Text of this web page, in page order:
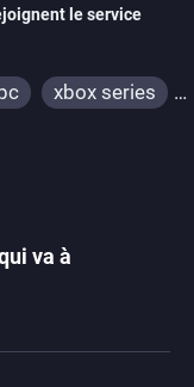
le service
xbox series
va à